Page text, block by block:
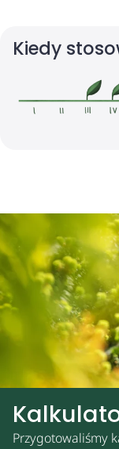
Kiedy
Przygotowaliśmy